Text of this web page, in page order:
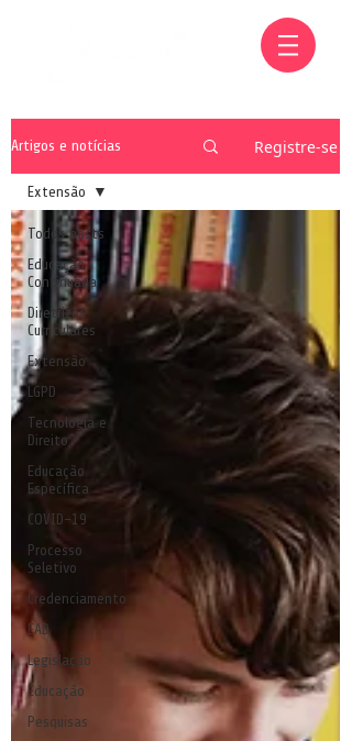
Artigos e notícias Registre-se
Todos posts
Educação
Continuada
Diretrizes
Curriculares
Extensão
LGPD
Tecnologia e
Direito
Educação
Específica
COVID-19
Processo
Seletivo
Credenciamento
EAD
Legislação
Educação
Pesquisas
Extensão